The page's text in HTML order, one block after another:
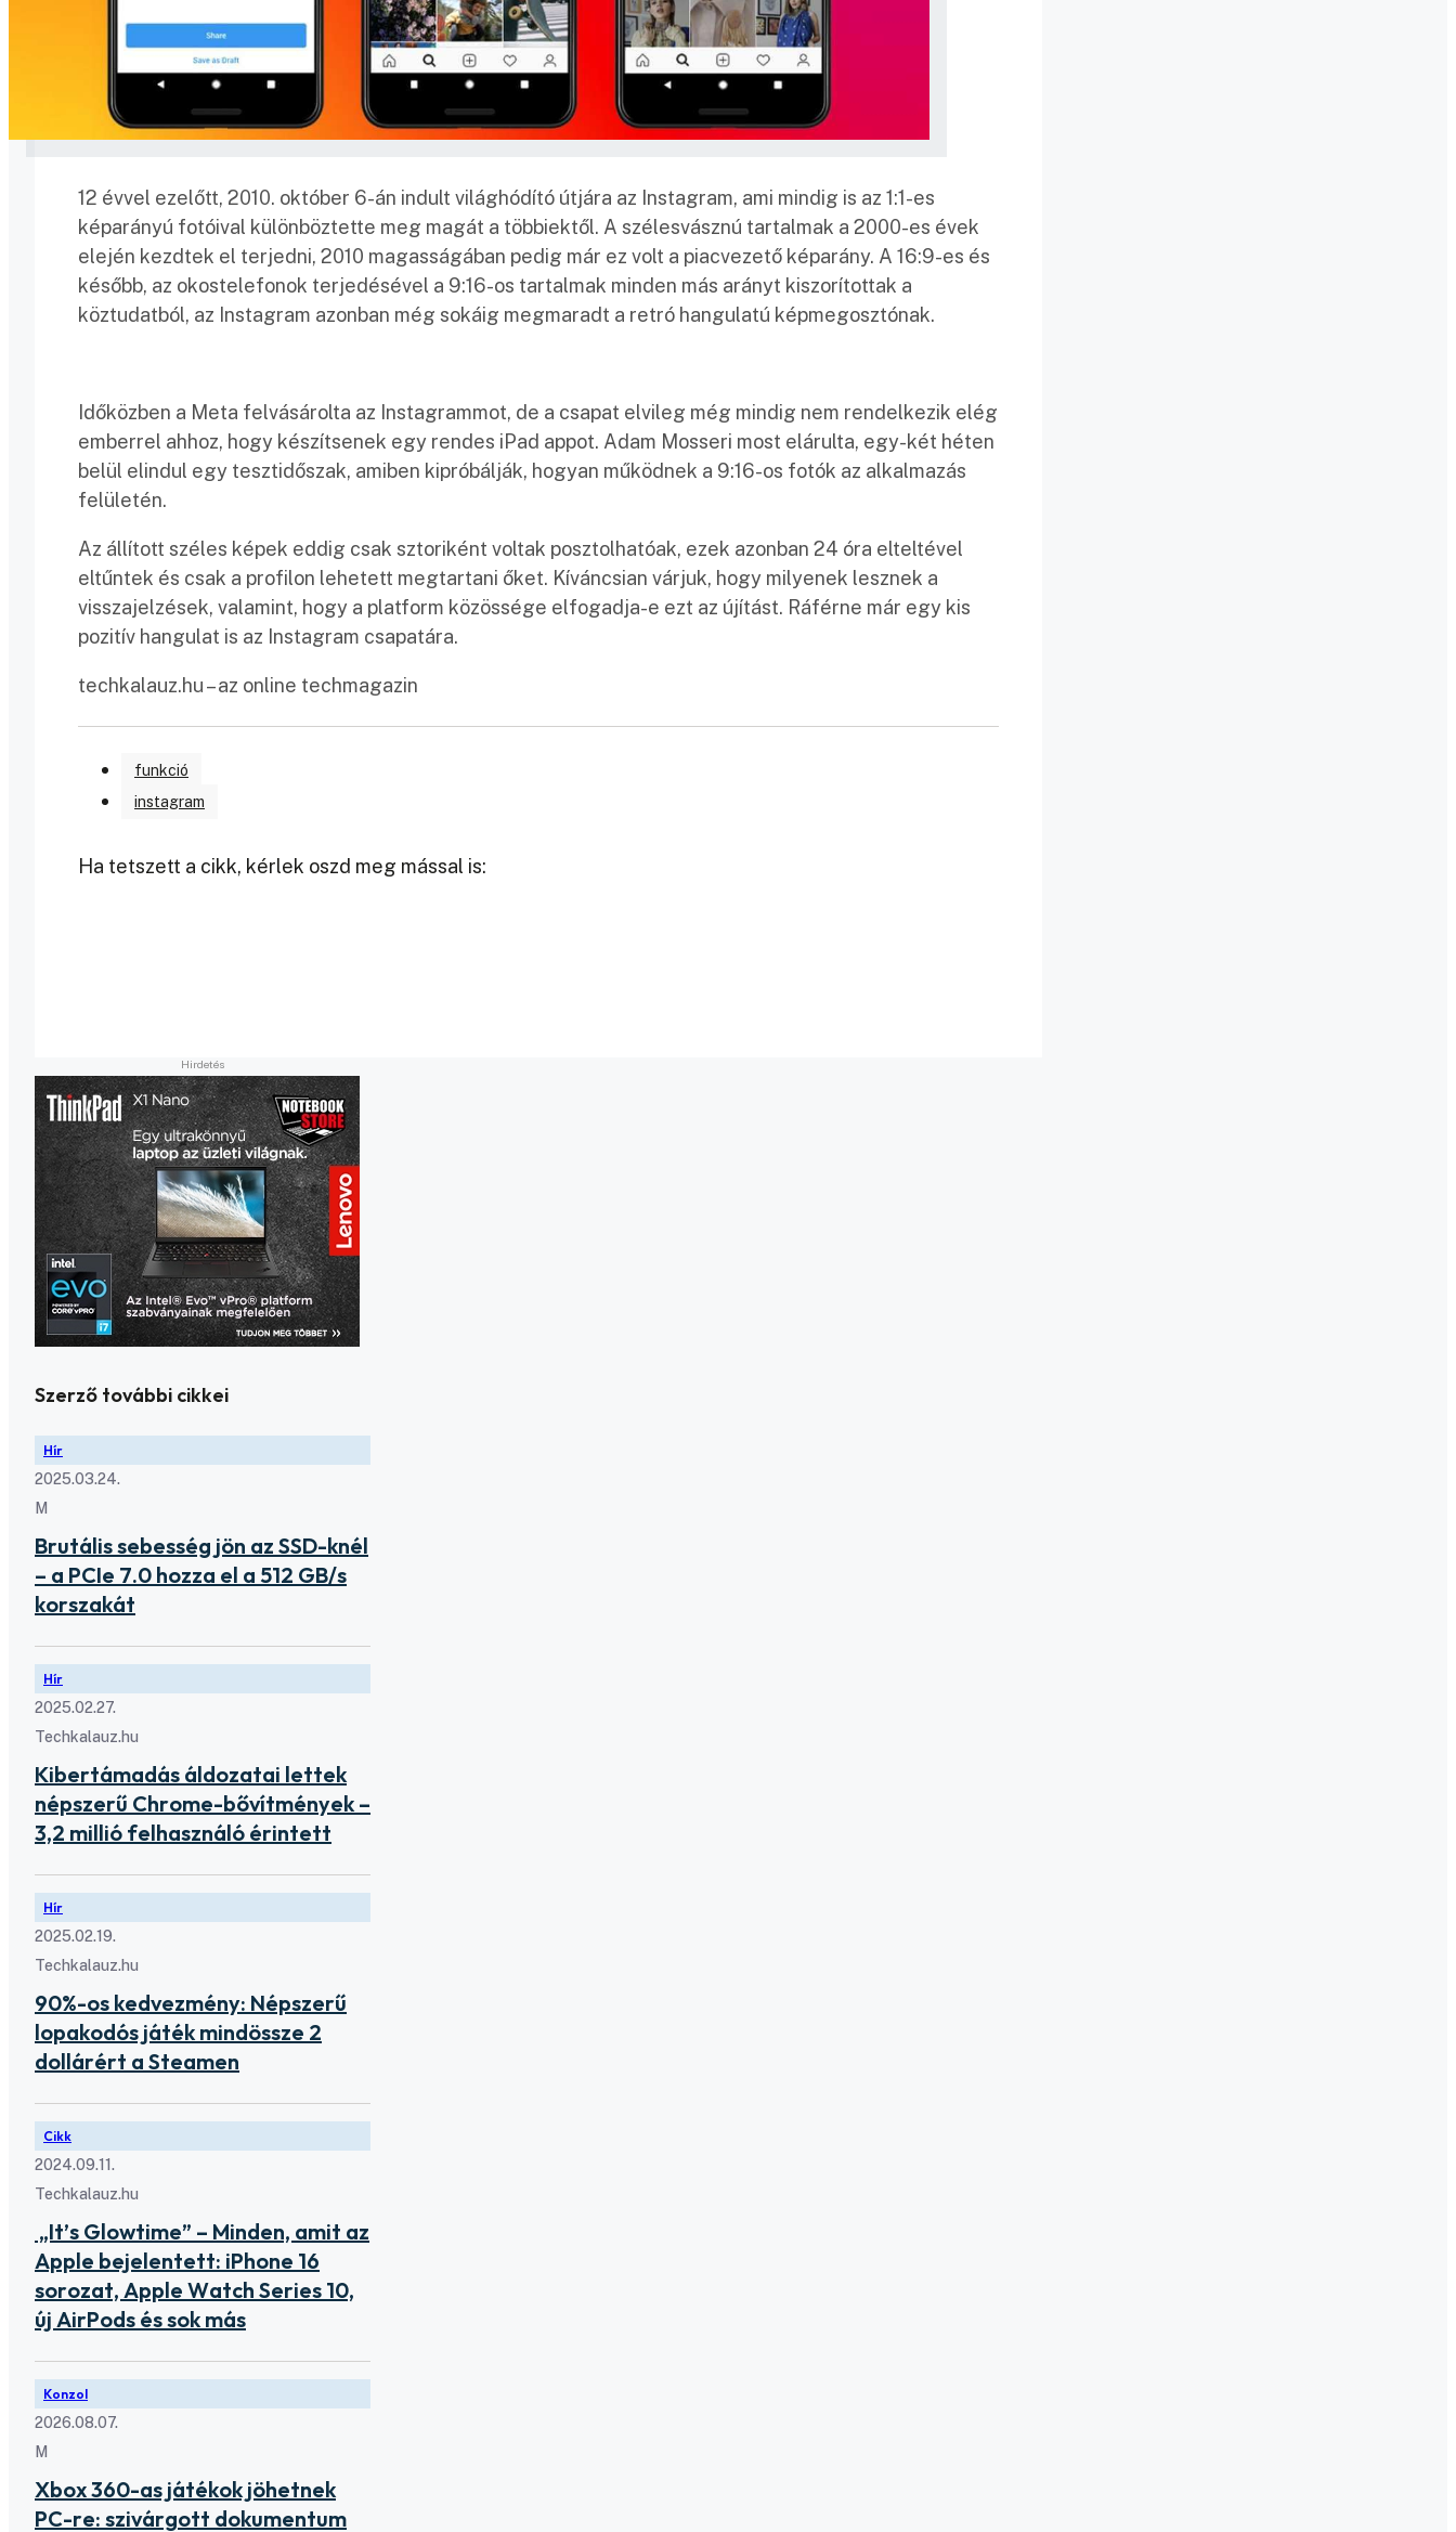
12 évvel ezelőtt, 2010. október 6-án indult világhódító útjára az Instagram, ami mindig is az 1:1-es
képarányú fotóival különböztette meg magát a többiektől. A szélesvásznú tartalmak a 2000-es évek
elején kezdtek el terjedni, 2010 magasságában pedig már ez volt a piacvezető képarány. A 16:9-es és
később, az okostelefonok terjedésével a 9:16-os tartalmak minden más arányt kiszorítottak a
köztudatból, az Instagram azonban még sokáig megmaradt a retró hangulatú képmegosztónak.
Időközben a Meta felvásárolta az Instagrammot, de a csapat elvileg még mindig nem rendelkezik elég
emberrel ahhoz, hogy készítsenek egy rendes iPad appot. Adam Mosseri most elárulta, egy-két héten
belül elindul egy tesztidőszak, amiben kipróbálják, hogyan működnek a 9:16-os fotók az alkalmazás
felületén.
Az állított széles képek eddig csak sztoriként voltak posztolhatóak, ezek azonban 24 óra elteltével
eltűntek és csak a profilon lehetett megtartani őket. Kíváncsian várjuk, hogy milyenek lesznek a
visszajelzések, valamint, hogy a platform közössége elfogadja-e ezt az újítást. Ráférne már egy kis
pozitív hangulat is az Instagram csapatára.
techkalauz.hu – az online techmagazin
funkció
instagram
Ha tetszett a cikk, kérlek oszd meg mással is:
Szerző további cikkei
Hír
2025.03.24.
M
Brutális sebesség jön az SSD-knél
– a PCIe 7.0 hozza el a 512 GB/s
korszakát
Hír
2025.02.27.
Techkalauz.hu
Kibertámadás áldozatai lettek
népszerű Chrome-bővítmények –
3,2 millió felhasználó érintett
Hír
2025.02.19.
Techkalauz.hu
90%-os kedvezmény: Népszerű
lopakodós játék mindössze 2
dollárért a Steamen
Cikk
2024.09.11.
Techkalauz.hu
„It’s Glowtime” – Minden, amit az
Apple bejelentett: iPhone 16
sorozat, Apple Watch Series 10,
új AirPods és sok más
Konzol
2026.08.07.
M
Xbox 360-as játékok jöhetnek
PC-re: szivárgott dokumentum